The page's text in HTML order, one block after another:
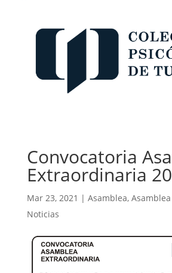
Convocatoria
Extraordinaria
Mar 23, 2021 | Asamblea,
Noticias